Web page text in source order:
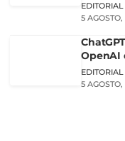
5
OpenAI
5